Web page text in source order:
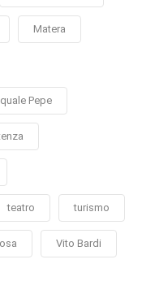
Matera
Pepe
teatro turismo
Vito Bardi